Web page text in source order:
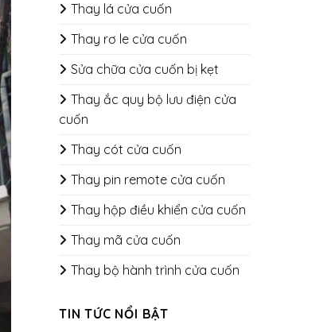
Thay lá cửa cuốn
Thay rơ le cửa cuốn
Sửa chữa cửa cuốn bị kẹt
Thay ắc quy bộ lưu điện cửa
cuốn
Thay cót cửa cuốn
Thay pin remote cửa cuốn
Thay hộp điều khiển cửa cuốn
Thay mã cửa cuốn
Thay bộ hành trình cửa cuốn
TIN TỨC NỔI BẬT